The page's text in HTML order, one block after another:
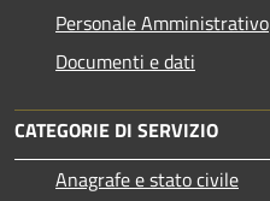
Personale Amministrativo
Documenti e dati
CATEGORIE DI SERVIZIO
Anagrafe e stato civile